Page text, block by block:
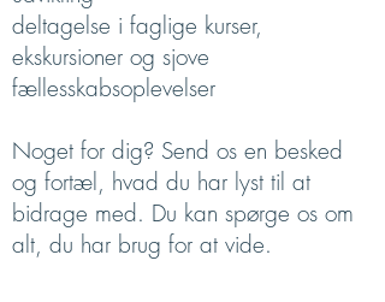
deltagelse i faglige kurser,
ekskursioner og sjove
fællesskabsoplevelser
Noget for dig? Send os en besked
og fortæl, hvad du har lyst til at
bidrage med. Du kan spørge os om
alt, du har brug for at vide.